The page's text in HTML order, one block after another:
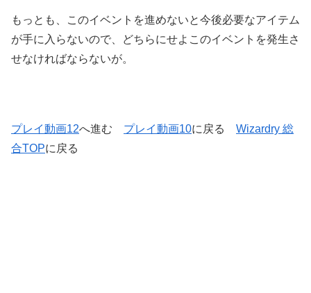
もっとも、このイベントを進めないと今後必要なアイテム
が手に入らないので、どちらにせよこのイベントを発生さ
せなければならないが。
プレイ動画12へ進む プレイ動画10に戻る Wizardry 総
合TOPに戻る